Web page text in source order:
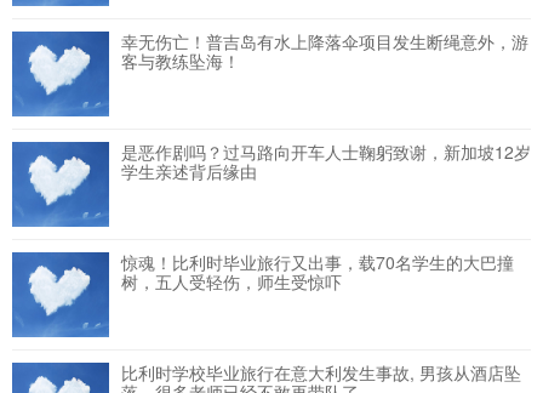
幸无伤亡！普吉岛有水上降落伞项目发生断绳意外，游
客与教练坠海！
是恶作剧吗？过马路向开车人士鞠躬致谢，新加坡12岁
学生亲述背后缘由
惊魂！比利时毕业旅行又出事，载70名学生的大巴撞
树，五人受轻伤，师生受惊吓
比利时学校毕业旅行在意大利发生事故, 男孩从酒店坠